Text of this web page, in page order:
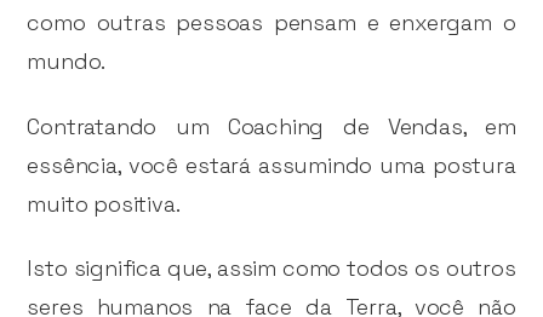
como outras pessoas pensam e enxergam o
mundo.
Contratando um Coaching de Vendas, em
essência, você estará assumindo uma postura
muito positiva.
Isto significa que, assim como todos os outros
seres humanos na face da Terra, você não